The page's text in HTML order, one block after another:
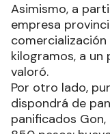
Asimismo, a
empresa
comercialización
kilogramos, a
valoró.
Por otro lado,
dispondrá de
panificados